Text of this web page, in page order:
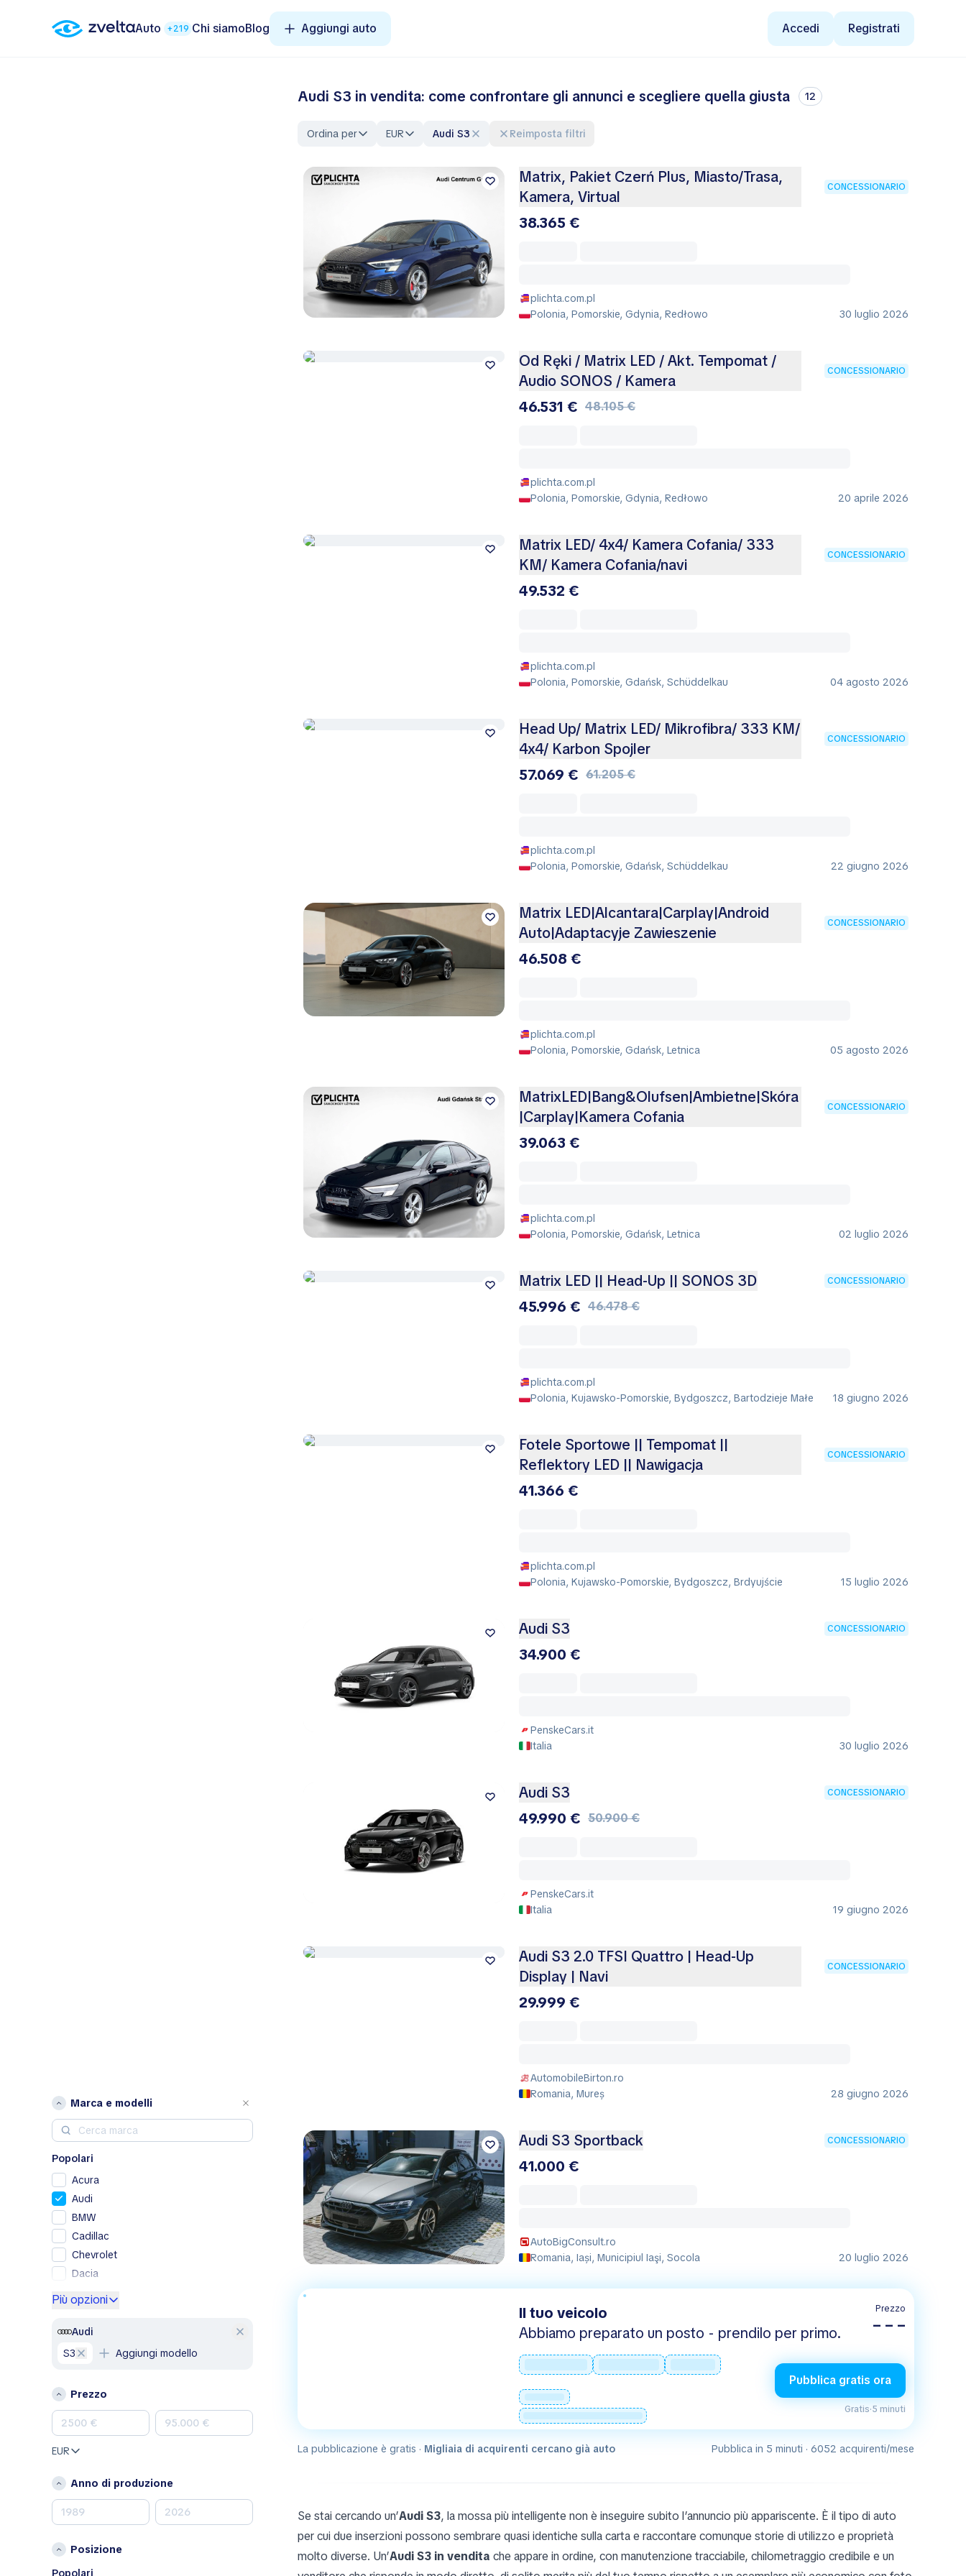
Auto +219 Chi siamoBlog Aggiungi auto Accedi Registrati
Marca e modelli
Popolari
Acura
Audi
BMW
Cadillac
Chevrolet
Dacia
GMC
Honda
Land Rover
Mercedes-Benz
MINI
Nissan
Peugeot
Porsche
Più opzioni
Audi
S3
Aggiungi modello
Prezzo
EUR
Anno di produzione
Posizione
Popolari
Audi S3 in vendita: come confrontare gli annunci e scegliere quella giusta 12
Ordina per EUR Audi S3 Reimposta filtri
Matrix, Pakiet Czerń Plus, Miasto/Trasa,
Kamera, Virtual
CONCESSIONARIO
38.365 €
plichta.com.pl
Polonia, Pomorskie, Gdynia, Redłowo
30 luglio 2026
Od Ręki / Matrix LED / Akt. Tempomat /
Audio SONOS / Kamera
CONCESSIONARIO
46.531 € 48.105 €
plichta.com.pl
Polonia, Pomorskie, Gdynia, Redłowo
20 aprile 2026
Matrix LED/ 4x4/ Kamera Cofania/ 333
KM/ Kamera Cofania/navi
CONCESSIONARIO
49.532 €
plichta.com.pl
Polonia, Pomorskie, Gdańsk, Schüddelkau
04 agosto 2026
Head Up/ Matrix LED/ Mikrofibra/ 333 KM/
4x4/ Karbon Spojler
CONCESSIONARIO
57.069 € 61.205 €
plichta.com.pl
Polonia, Pomorskie, Gdańsk, Schüddelkau
22 giugno 2026
Matrix LED|Alcantara|Carplay|Android
Auto|Adaptacyje Zawieszenie
CONCESSIONARIO
46.508 €
plichta.com.pl
Polonia, Pomorskie, Gdańsk, Letnica
05 agosto 2026
MatrixLED|Bang&Olufsen|Ambietne|Skóra
|Carplay|Kamera Cofania
CONCESSIONARIO
39.063 €
plichta.com.pl
Polonia, Pomorskie, Gdańsk, Letnica
02 luglio 2026
Matrix LED || Head-Up || SONOS 3D CONCESSIONARIO
45.996 € 46.478 €
plichta.com.pl
Polonia, Kujawsko-Pomorskie, Bydgoszcz, Bartodzieje Małe
18 giugno 2026
Fotele Sportowe || Tempomat ||
Reflektory LED || Nawigacja
CONCESSIONARIO
41.366 €
plichta.com.pl
Polonia, Kujawsko-Pomorskie, Bydgoszcz, Brdyujście
15 luglio 2026
Audi S3 CONCESSIONARIO
34.900 €
PenskeCars.it
Italia
30 luglio 2026
Audi S3 CONCESSIONARIO
49.990 € 50.900 €
PenskeCars.it
Italia
19 giugno 2026
Audi S3 2.0 TFSI Quattro | Head-Up
Display | Navi
CONCESSIONARIO
29.999 €
AutomobileBirton.ro
Romania, Mureș
28 giugno 2026
Audi S3 Sportback CONCESSIONARIO
41.000 €
AutoBigConsult.ro
Romania, Iași, Municipiul Iaşi, Socola
20 luglio 2026
Il tuo veicolo
Abbiamo preparato un posto - prendilo per primo.
Prezzo
– – –
Pubblica gratis ora
Gratis·5 minuti
La pubblicazione è gratis · Migliaia di acquirenti cercano già auto Pubblica in 5 minuti · 6052 acquirenti/mese
Se stai cercando un’Audi S3, la mossa più intelligente non è inseguire subito l’annuncio più appariscente. È il tipo di auto
per cui due inserzioni possono sembrare quasi identiche sulla carta e raccontare comunque storie di utilizzo e proprietà
molto diverse. Un’Audi S3 in vendita che appare in ordine, con manutenzione tracciabile, chilometraggio credibile e un